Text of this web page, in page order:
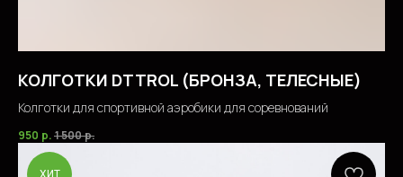
КОЛГОТКИ DTTROL (БРОНЗА, ТЕЛЕСНЫЕ)
Колготки для спортивной аэробики для соревнований
950 р. 1 500р.